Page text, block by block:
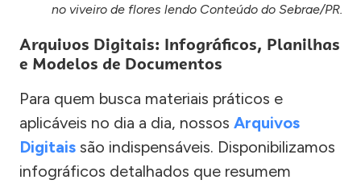
no viveiro de flores lendo Conteúdo do Sebrae/PR.
Arquivos Digitais: Infográficos, Planilhas
e Modelos de Documentos
Para quem busca materiais práticos e
aplicáveis no dia a dia, nossos Arquivos
Digitais são indispensáveis. Disponibilizamos
infográficos detalhados que resumem